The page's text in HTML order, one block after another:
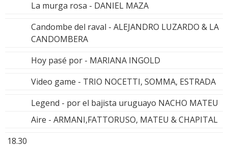
La murga rosa - DANIEL MAZA
Candombe del raval - ALEJANDRO LUZARDO & LA
CANDOMBERA
Hoy pasé por - MARIANA INGOLD
Video game - TRIO NOCETTI, SOMMA, ESTRADA
Legend - por el bajista uruguayo NACHO MATEU
Aire - ARMANI,FATTORUSO, MATEU & CHAPITAL
18.30